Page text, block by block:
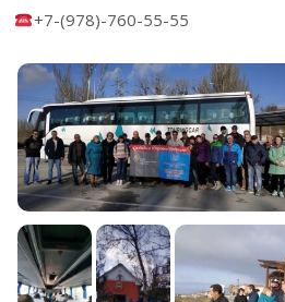
+7-(978)-760-55-55